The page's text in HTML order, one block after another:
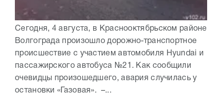
Сегодня, 4 августа, в Краснооктябрьском районе
Волгограда произошло дорожно-транспортное
происшествие с участием автомобиля Hyundai и
пассажирского автобуса №21. Как сообщили
очевидцы произошедшего, авария случилась у
остановки «Газовая». –...